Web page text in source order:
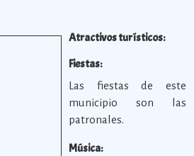
Atractivos turísticos:
Fiestas:
Las fiestas de este
municipio son las
patronales.
Música: